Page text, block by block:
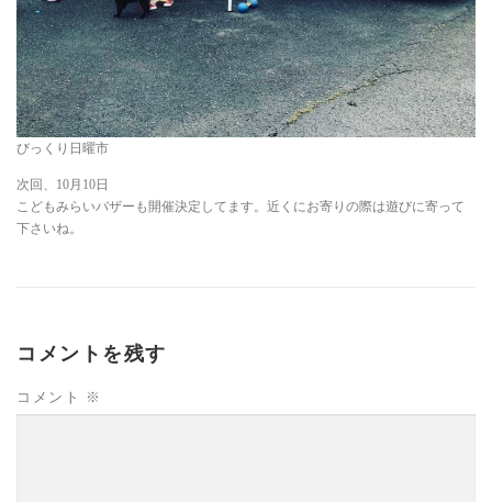
びっくり日曜市
次回、10月10日
こどもみらいバザーも開催決定してます。近くにお寄りの際は遊びに寄って
下さいね。
コメントを残す
コメント ※